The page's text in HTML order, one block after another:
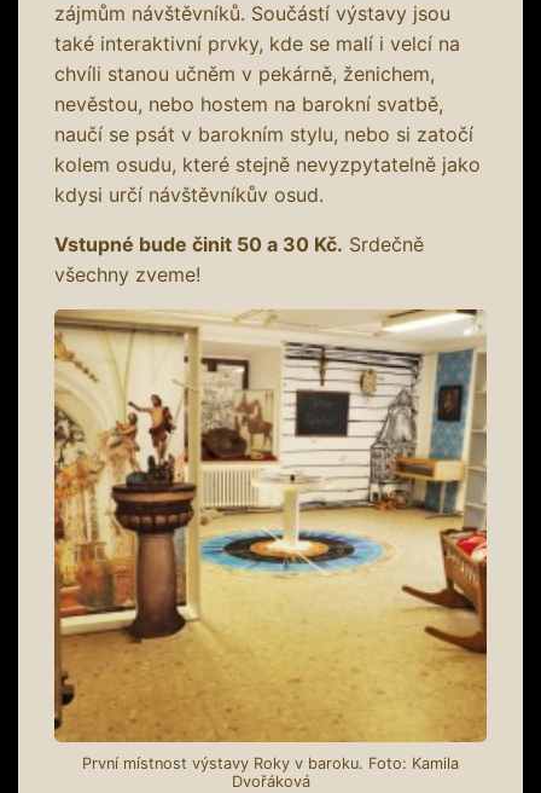
zájmům návštěvníků. Součástí výstavy jsou
také interaktivní prvky, kde se malí i velcí na
chvíli stanou učněm v pekárně, ženichem,
nevěstou, nebo hostem na barokní svatbě,
naučí se psát v barokním stylu, nebo si zatočí
kolem osudu, které stejně nevyzpytatelně jako
kdysi určí návštěvníkův osud.
Vstupné bude činit 50 a 30 Kč. Srdečně
všechny zveme!
První místnost výstavy Roky v baroku. Foto: Kamila
Dvořáková